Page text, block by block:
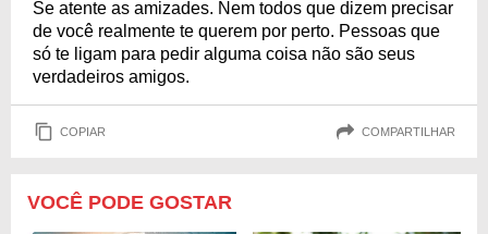
Se atente as amizades. Nem todos que dizem precisar
de você realmente te querem por perto. Pessoas que
só te ligam para pedir alguma coisa não são seus
verdadeiros amigos.
COPIAR COMPARTILHAR
VOCÊ PODE GOSTAR